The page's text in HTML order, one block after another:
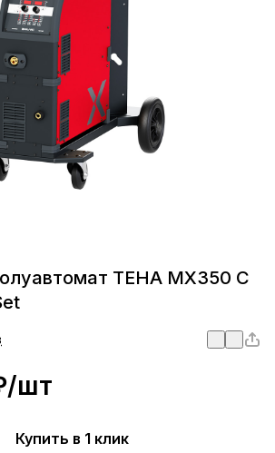
ТЕНА MX350 С
шт
Купить в 1 клик